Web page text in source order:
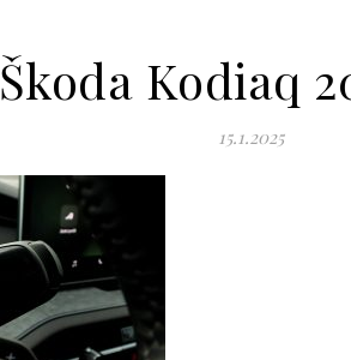
Škoda Kodiaq
15.1.2025